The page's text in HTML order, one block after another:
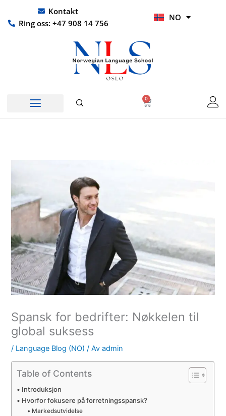
rett
Kontakt
Ring oss: +47 908 14 756
NO
HI
0
Handlekurv
Spansk for bedrifter: Nøkkelen til
global suksess
/ Language Blog (NO) / Av admin
Table of Contents
Introduksjon
Hvorfor fokusere på forretningsspansk?
Markedsutvidelse